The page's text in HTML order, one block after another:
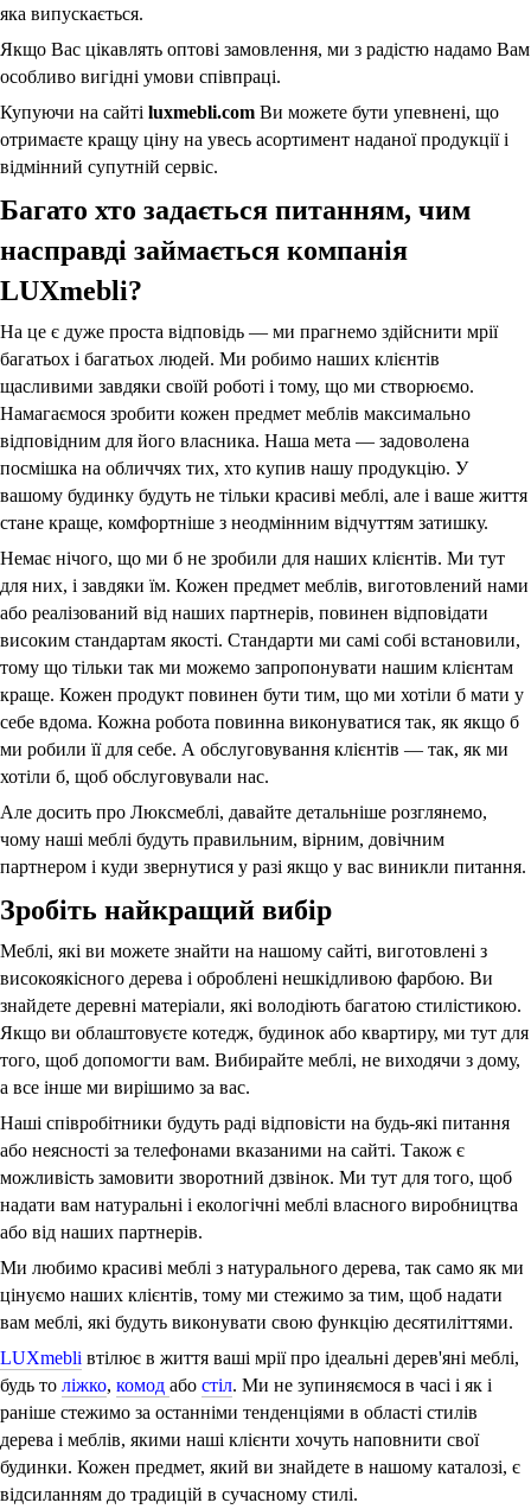
яка випускається.
Якщо Вас цікавлять оптові замовлення, ми з радістю надамо Вам
особливо вигідні умови співпраці.
Купуючи на сайті luxmebli.com Ви можете бути упевнені, що
отримаєте кращу ціну на увесь асортимент наданої продукції і
відмінний супутній сервіс.
Багато хто задається питанням, чим
насправді займається компанія
LUXmebli?
На це є дуже проста відповідь — ми прагнемо здійснити мрії
багатьох і багатьох людей. Ми робимо наших клієнтів
щасливими завдяки своїй роботі і тому, що ми створюємо.
Намагаємося зробити кожен предмет меблів максимально
відповідним для його власника. Наша мета — задоволена
посмішка на обличчях тих, хто купив нашу продукцію. У
вашому будинку будуть не тільки красиві меблі, але і ваше життя
стане краще, комфортніше з неодмінним відчуттям затишку.
Немає нічого, що ми б не зробили для наших клієнтів. Ми тут
для них, і завдяки їм. Кожен предмет меблів, виготовлений нами
або реалізований від наших партнерів, повинен відповідати
високим стандартам якості. Стандарти ми самі собі встановили,
тому що тільки так ми можемо запропонувати нашим клієнтам
краще. Кожен продукт повинен бути тим, що ми хотіли б мати у
себе вдома. Кожна робота повинна виконуватися так, як якщо б
ми робили її для себе. А обслуговування клієнтів — так, як ми
хотіли б, щоб обслуговували нас.
Але досить про Люксмеблі, давайте детальніше розглянемо,
чому наші меблі будуть правильним, вірним, довічним
партнером і куди звернутися у разі якщо у вас виникли питання.
Зробіть найкращий вибір
Меблі, які ви можете знайти на нашому сайті, виготовлені з
високоякісного дерева і оброблені нешкідливою фарбою. Ви
знайдете деревні матеріали, які володіють багатою стилістикою.
Якщо ви облаштовуєте котедж, будинок або квартиру, ми тут для
того, щоб допомогти вам. Вибирайте меблі, не виходячи з дому,
а все інше ми вирішимо за вас.
Наші співробітники будуть раді відповісти на будь-які питання
або неясності за телефонами вказаними на сайті. Також є
можливість замовити зворотний дзвінок. Ми тут для того, щоб
надати вам натуральні і екологічні меблі власного виробництва
або від наших партнерів.
Ми любимо красиві меблі з натурального дерева, так само як ми
цінуємо наших клієнтів, тому ми стежимо за тим, щоб надати
вам меблі, які будуть виконувати свою функцію десятиліттями.
LUXmebli втілює в життя ваші мрії про ідеальні дерев'яні меблі,
будь то ліжко, комод або стіл. Ми не зупиняємося в часі і як і
раніше стежимо за останніми тенденціями в області стилів
дерева і меблів, якими наші клієнти хочуть наповнити свої
будинки. Кожен предмет, який ви знайдете в нашому каталозі, є
відсиланням до традицій в сучасному стилі.